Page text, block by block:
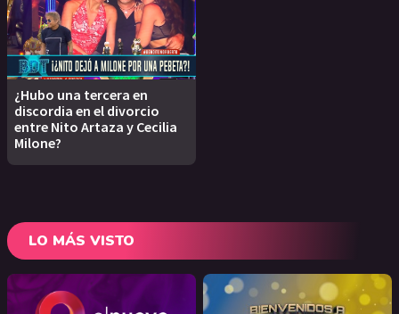
¿Hubo una tercera en
discordia en el divorcio
entre Nito Artaza y Cecilia
Milone?
LO MÁS VISTO